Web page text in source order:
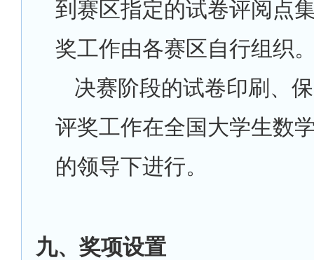
到赛区指定的试卷评阅点
奖工作由各赛区自行组织
决赛阶段的试卷印刷、
评奖工作在全国大学生数
的领导下进行。
九、奖项设置